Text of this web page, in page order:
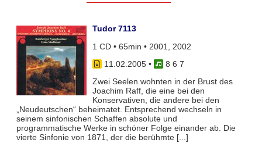
Tudor 7113
1 CD • 65min • 2001, 2002
11.02.2005•
8 6 7
Zwei Seelen wohnten in der Brust des
Joachim Raff, die eine bei den
Konservativen, die andere bei den
„Neudeutschen“ beheimatet. Entsprechend wechseln in
seinem sinfonischen Schaffen absolute und
programmatische Werke in schöner Folge einander ab. Die
vierte Sinfonie von 1871, der die berühmte [...]